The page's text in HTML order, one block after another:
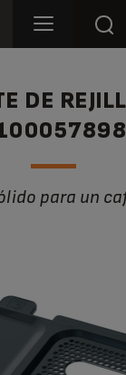
DE
para un